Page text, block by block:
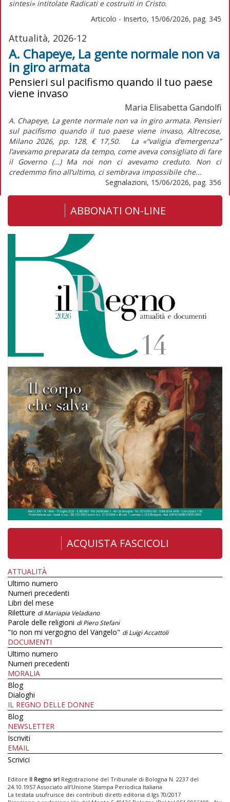
sintesi»intitolate Radicati e costruiti in Cristo.
Articolo - Inserto, 15/06/2026, pag. 345
Attualità, 2026-12
A. Chapeye, La gente normale non va
in giro armata
Pensieri sul pacifismo quando il tuo paese
viene invaso
Maria Elisabetta Gandolfi
A. Chapeye, La gente normale non va in giro armata. Pensieri
sul pacifismo quando il tuo paese viene invaso, Altrecose,
Milano 2026, pp. 128, € 17,50. La «“valigia d’emergenza”
l’avevamo preparata da tempo, come aveva consigliato di fare
il Governo (…) Ma noi non ci avevamo creduto. Non ci
credemmo fino all’ultimo, ci sembrava impossibile che...
Segnalazioni, 15/06/2026, pag. 356
ABBONATI ON-LINE
ACQUISTA FASCICOLI
ATTUALITÀ
Ultimo numero
Numeri precedenti
Libri del mese
Riletture di Mariapia Veladiano
Parole delle religioni di Piero Stefani
"Io non mi vergogno del Vangelo" di Luigi Accattoli
DOCUMENTI
Ultimo numero
Numeri precedenti
MORALIA
Blog
Dialoghi
IL REGNO DELLE DONNE
Blog
NEWSLETTER
Iscriviti
EMAIL
Scrivici
Editore Il Regno srl Registrazione del Tribunale di Bologna N. 2237 del
24.10.1957 Associato all’Unione Stampa Periodica Italiana
La testata usufruisce dei contributi diretti editoria d.lgs 70/2017